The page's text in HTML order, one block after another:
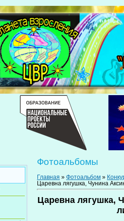
Фотоальбомы
Главная » Фотоальбом »
Царевна лягушка, Чунина
Царевна лягушка,